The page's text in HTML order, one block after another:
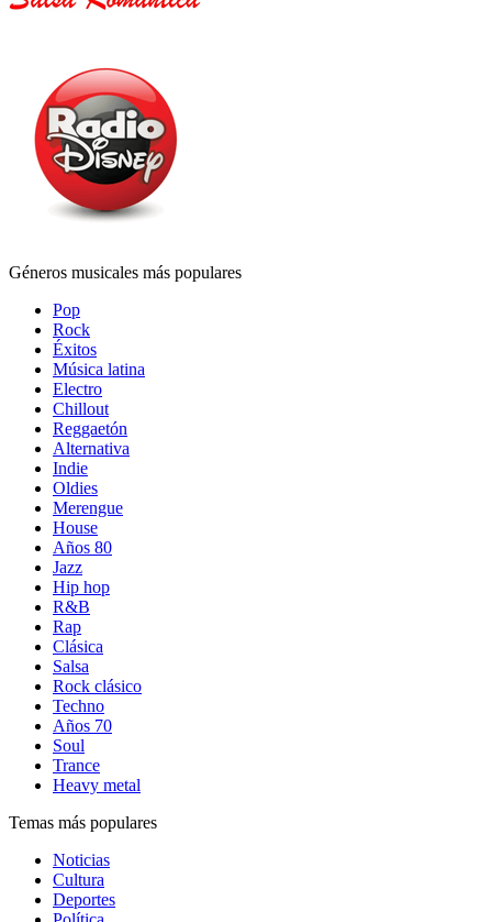
Géneros musicales más populares
Pop
Rock
Éxitos
Música latina
Electro
Chillout
Reggaetón
Alternativa
Indie
Oldies
Merengue
House
Años 80
Jazz
Hip hop
R&B
Rap
Clásica
Salsa
Rock clásico
Techno
Años 70
Soul
Trance
Heavy metal
Temas más populares
Noticias
Cultura
Deportes